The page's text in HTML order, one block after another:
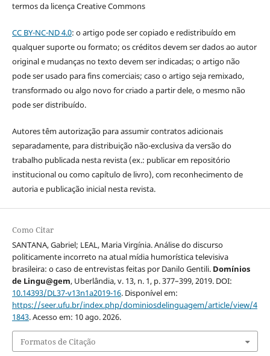
termos da licença Creative Commons
CC BY-NC-ND 4.0: o artigo pode ser copiado e redistribuído em
qualquer suporte ou formato; os créditos devem ser dados ao autor
original e mudanças no texto devem ser indicadas; o artigo não
pode ser usado para fins comerciais; caso o artigo seja remixado,
transformado ou algo novo for criado a partir dele, o mesmo não
pode ser distribuído.
Autores têm autorização para assumir contratos adicionais
separadamente, para distribuição não-exclusiva da versão do
trabalho publicada nesta revista (ex.: publicar em repositório
institucional ou como capítulo de livro), com reconhecimento de
autoria e publicação inicial nesta revista.
Como Citar
SANTANA, Gabriel; LEAL, Maria Virgínia. Análise do discurso
politicamente incorreto na atual mídia humorística televisiva
brasileira: o caso de entrevistas feitas por Danilo Gentili. Domínios
de Lingu@gem, Uberlândia, v. 13, n. 1, p. 377–399, 2019. DOI:
10.14393/DL37-v13n1a2019-16. Disponível em:
https://seer.ufu.br/index.php/dominiosdelinguagem/article/view/4
1843. Acesso em: 10 ago. 2026.
Formatos de Citação